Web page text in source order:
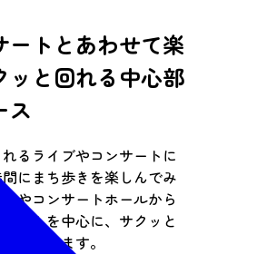
ートとあわせて楽
ッと回れる中心部
ス
るライブやコンサートに
にまち歩きを楽しんでみ
やコンサートホールから
ットを中心に、サクッと
紹介します。